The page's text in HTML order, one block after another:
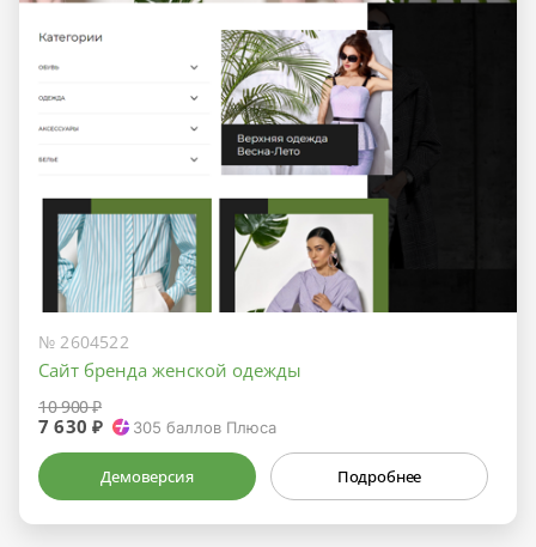
№ 2604522
Сайт бренда женской одежды
10 900 ₽
7 630 ₽ 305 баллов Плюса
Демоверсия Подробнее